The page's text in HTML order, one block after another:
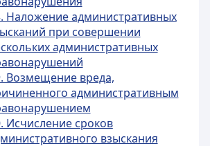
Наложение административных
при совершении
административных
Возмещение вреда,
административным
Исчисление сроков
взыскания